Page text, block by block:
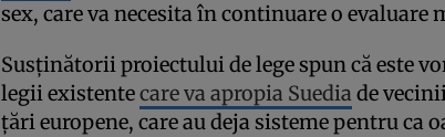
sex, care va necesita în continuare o evaluare
Susținătorii proiectului de lege spun că este
legii existentecare va apropia Suedia de
țări europene, care au deja sisteme pentru ca